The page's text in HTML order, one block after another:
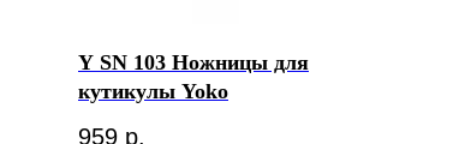
Y SN 103 Ножницы для
кутикулы Yoko
959 р.